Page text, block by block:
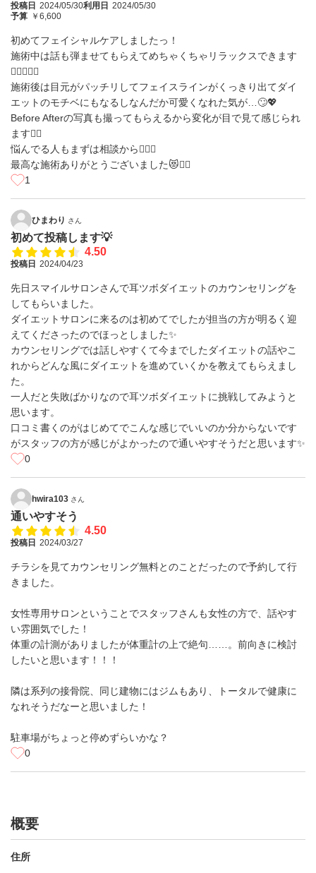
投稿日 2024/05/30利用日 2024/05/30
予算 ￥6,600
初めてフェイシャルケアしましたっ！
施術中は話も弾ませてもらえてめちゃくちゃリラックスできます
😮‍💨👏🏻💯
施術後は目元がパッチリしてフェイスラインがくっきり出てダイ
エットのモチベにもなるしなんだか可愛くなれた気が…🙄💖
Before Afterの写真も撮ってもらえるから変化が目で見て感じられ
ます✊🏻
悩んでる人もまずは相談から🖐🏻✨
最高な施術ありがとうございました😻❤️‍🔥
1
ひまわり さん
初めて投稿します💡
4.50
投稿日 2024/04/23
先日スマイルサロンさんで耳ツボダイエットのカウンセリングを
してもらいました。
ダイエットサロンに来るのは初めてでしたが担当の方が明るく迎
えてくださったのでほっとしました✨️
カウンセリングでは話しやすくて今までしたダイエットの話やこ
れからどんな風にダイエットを進めていくかを教えてもらえまし
た。
一人だと失敗ばかりなので耳ツボダイエットに挑戦してみようと
思います。
口コミ書くのがはじめてでこんな感じでいいのか分からないです
がスタッフの方が感じがよかったので通いやすそうだと思います✨️
0
hwira103 さん
通いやすそう
4.50
投稿日 2024/03/27
チラシを見てカウンセリング無料とのことだったので予約して行
きました。
女性専用サロンということでスタッフさんも女性の方で、話やす
い雰囲気でした！
体重の計測がありましたが体重計の上で絶句……。前向きに検討
したいと思います！！！
隣は系列の接骨院、同じ建物にはジムもあり、トータルで健康に
なれそうだなーと思いました！
駐車場がちょっと停めずらいかな？
0
概要
住所